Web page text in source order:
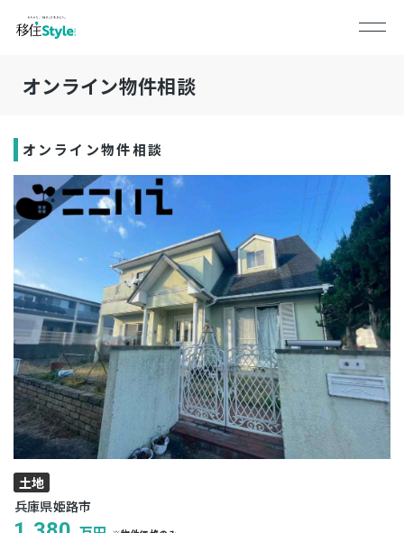
オンライン物件相談
オンライン物件相談
土地
兵庫県姫路市